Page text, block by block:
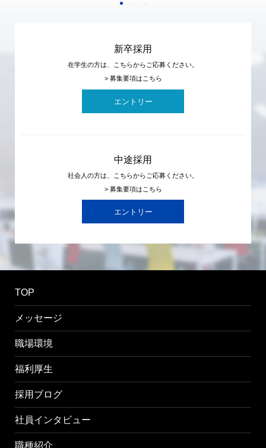
新卒採用
在学生の方は、こちらからご応募ください。
> 募集要項はこちら
エントリー
中途採用
社会人の方は、こちらからご応募ください。
> 募集要項はこちら
エントリー
TOP
メッセージ
職場環境
福利厚生
採用ブログ
社員インタビュー
職種紹介